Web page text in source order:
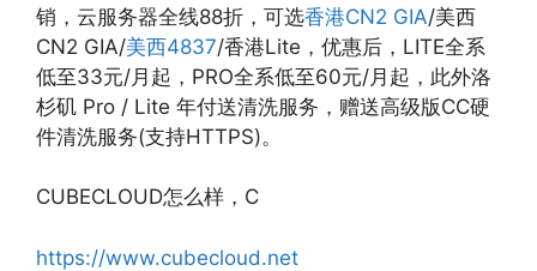
销，云服务器全线88折，可选香港CN2 GIA/美西
CN2 GIA/美西4837/香港Lite，优惠后，LITE全系
低至33元/月起，PRO全系低至60元/月起，此外洛
杉矶 Pro / Lite 年付送清洗服务，赠送高级版CC硬
件清洗服务(支持HTTPS)。
CUBECLOUD怎么样，C
https://www.cubecloud.net